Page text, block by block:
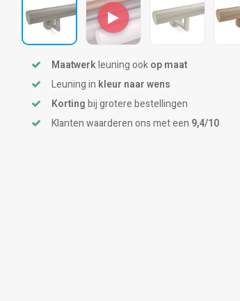
Maatwerkleuning ookop maat
Leuning in kleur naar wens
Kortingbij grotere bestellingen
Klanten waarderen ons met een 9,4/10